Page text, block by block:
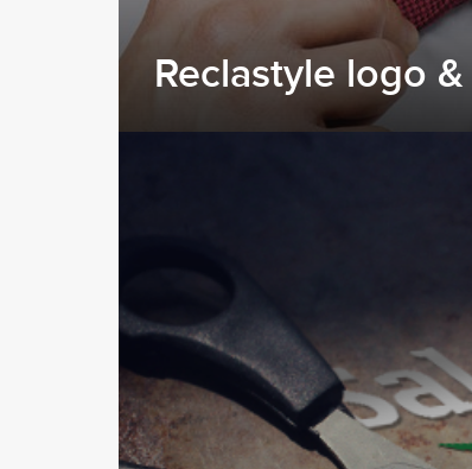
Reclastyle logo